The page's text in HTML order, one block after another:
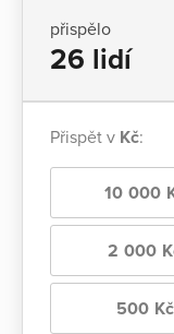
přispělo
26 lidí
Přispět v Kč:
10 000
2 000
500 Kč